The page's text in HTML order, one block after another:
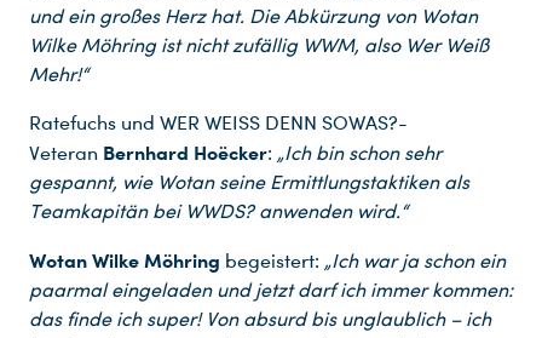
und ein großes Herz hat. Die Abkürzung von Wotan
Wilke Möhring ist nicht zufällig WWM, also Wer Weiß
Mehr!“
Ratefuchs und WER WEISS DENN SOWAS?-
Veteran Bernhard Hoëcker: „Ich bin schon sehr
gespannt, wie Wotan seine Ermittlungstaktiken als
Teamkapitän bei WWDS? anwenden wird.“
Wotan Wilke Möhring begeistert: „Ich war ja schon ein
paarmal eingeladen und jetzt darf ich immer kommen:
das finde ich super! Von absurd bis unglaublich – ich